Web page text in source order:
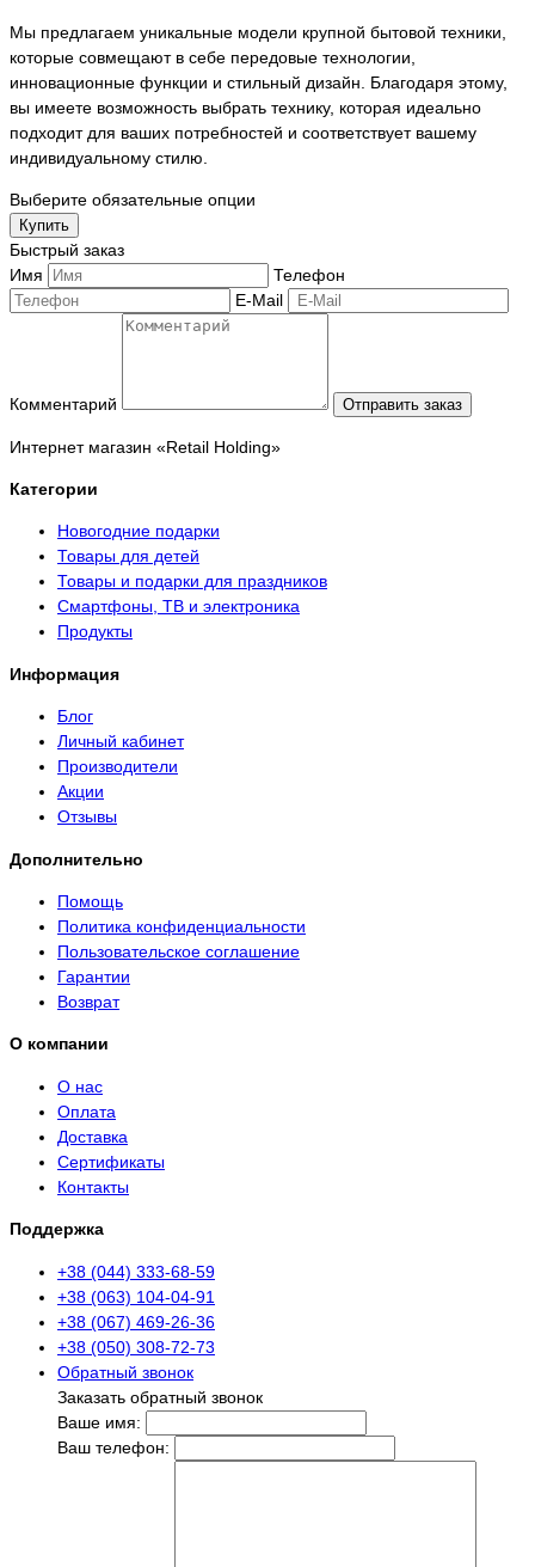
Мы предлагаем уникальные модели крупной бытовой техники,
которые совмещают в себе передовые технологии,
инновационные функции и стильный дизайн. Благодаря этому,
вы имеете возможность выбрать технику, которая идеально
подходит для ваших потребностей и соответствует вашему
индивидуальному стилю.
Выберите обязательные опции
Купить
Быстрый заказ
Имя
Телефон
E-Mail
Комментарий Отправить заказ
Интернет магазин «Retail Holding»
Категории
Новогодние подарки
Товары для детей
Товары и подарки для праздников
Смартфоны, ТВ и электроника
Продукты
Информация
Блог
Личный кабинет
Производители
Акции
Отзывы
Дополнительно
Помощь
Политика конфиденциальности
Пользовательское соглашение
Гарантии
Возврат
О компании
О нас
Оплата
Доставка
Сертификаты
Контакты
Поддержка
+38 (044) 333-68-59
+38 (063) 104-04-91
+38 (067) 469-26-36
+38 (050) 308-72-73
Обратный звонок
Заказать обратный звонок
Ваше имя:
Ваш телефон: